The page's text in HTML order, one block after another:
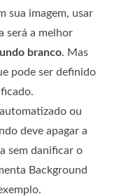
sua imagem, usar
será a melhor
branco. Mas
pode ser definido
ou
deve apagar a
sem danificar o
Background